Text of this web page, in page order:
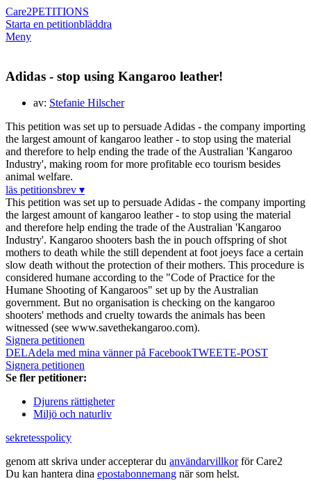
Care2PETITIONS
Starta en petitionbläddra
Meny
Adidas - stop using Kangaroo leather!
av: Stefanie Hilscher
This petition was set up to persuade Adidas - the company importing
the largest amount of kangaroo leather - to stop using the material
and therefore to help ending the trade of the Australian 'Kangaroo
Industry', making room for more profitable eco tourism besides
animal welfare.
läs petitionsbrev ▾
This petition was set up to persuade Adidas - the company importing
the largest amount of kangaroo leather - to stop using the material
and therefore help ending the trade of the Australian 'Kangaroo
Industry'. Kangaroo shooters bash the in pouch offspring of shot
mothers to death while the still dependent at foot joeys face a certain
slow death without the protection of their mothers. This procedure is
considered humane according to the "Code of Practice for the
Humane Shooting of Kangaroos" set up by the Australian
government. But no organisation is checking on the kangaroo
shooters' methods and cruelty towards the animals has been
witnessed (see www.savethekangaroo.com).
Signera petitionen
DELAdela med mina vänner på FacebookTWEETE-POST
Signera petitionen
Se fler petitioner:
Djurens rättigheter
Miljö och naturliv
sekretesspolicy
genom att skriva under accepterar du användarvillkorför Care2
Du kan hantera dina epostabonnemang när som helst.